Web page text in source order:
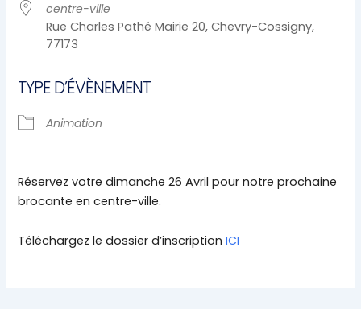
centre-ville
Rue Charles Pathé Mairie 20, Chevry-Cossigny,
77173
TYPE D’ÉVÈNEMENT
Animation
Réservez votre dimanche 26 Avril pour notre prochaine
brocante en centre-ville.
Téléchargez le dossier d’inscriptionICI